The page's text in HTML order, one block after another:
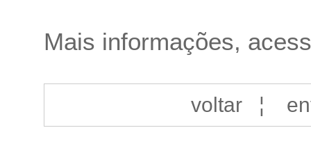
Mais informações,
voltar¦